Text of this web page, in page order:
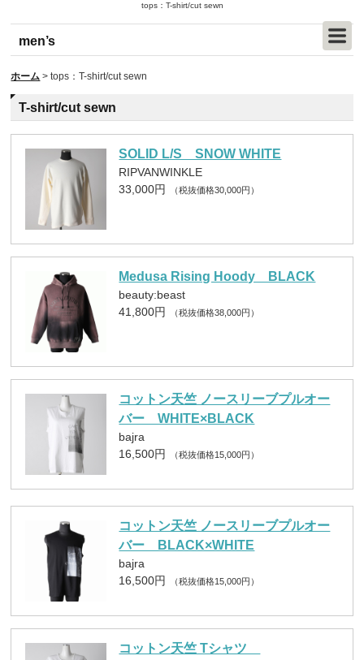
tops：T-shirt/cut sewn
men’s
ホーム > tops：T-shirt/cut sewn
T-shirt/cut sewn
SOLID L/S SNOW WHITE
RIPVANWINKLE
33,000円
（税抜価格30,000円）
Medusa Rising Hoody BLACK
beauty:beast
41,800円
（税抜価格38,000円）
コットン天竺 ノースリーブプルオー
バー WHITE×BLACK
bajra
16,500円
（税抜価格15,000円）
コットン天竺 ノースリーブプルオー
バー BLACK×WHITE
bajra
16,500円
（税抜価格15,000円）
コットン天竺 Tシャツ